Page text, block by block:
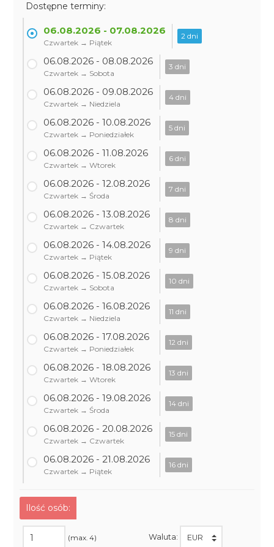
Dostępne terminy:
06.08.2026 - 07.08.2026
Czwartek → Piątek
2 dni
06.08.2026 - 08.08.2026
Czwartek → Sobota
3 dni
06.08.2026 - 09.08.2026
Czwartek → Niedziela
4 dni
06.08.2026 - 10.08.2026
Czwartek → Poniedziałek
5 dni
06.08.2026 - 11.08.2026
Czwartek → Wtorek
6 dni
06.08.2026 - 12.08.2026
Czwartek → Środa
7 dni
06.08.2026 - 13.08.2026
Czwartek → Czwartek
8 dni
06.08.2026 - 14.08.2026
Czwartek → Piątek
9 dni
06.08.2026 - 15.08.2026
Czwartek → Sobota
10 dni
06.08.2026 - 16.08.2026
Czwartek → Niedziela
11 dni
06.08.2026 - 17.08.2026
Czwartek → Poniedziałek
12 dni
06.08.2026 - 18.08.2026
Czwartek → Wtorek
13 dni
06.08.2026 - 19.08.2026
Czwartek → Środa
14 dni
06.08.2026 - 20.08.2026
Czwartek → Czwartek
15 dni
06.08.2026 - 21.08.2026
Czwartek → Piątek
16 dni
Ilość osób:
(max. 4) Waluta: